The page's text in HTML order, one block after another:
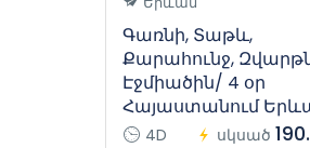
Գառնի, Տաթև,
Քարահունջ,
Էջմիածին/ 4 օր
Հայաստանում
4D սկսած